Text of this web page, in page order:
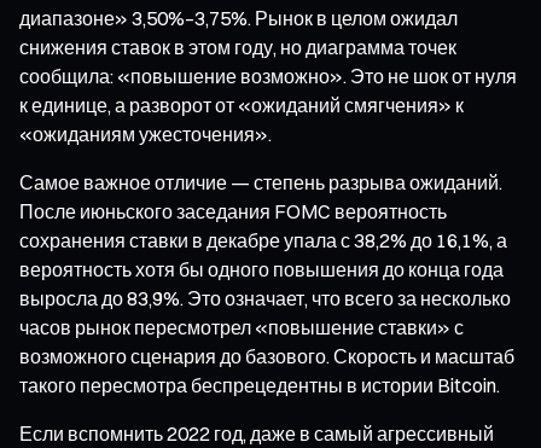
диапазоне» 3,50%–3,75%. Рынок в целом ожидал
снижения ставок в этом году, но диаграмма точек
сообщила: «повышение возможно». Это не шок от нуля
к единице, а разворот от «ожиданий смягчения» к
«ожиданиям ужесточения».
Самое важное отличие — степень разрыва ожиданий.
После июньского заседания FOMC вероятность
сохранения ставки в декабре упала с 38,2% до 16,1%, а
вероятность хотя бы одного повышения до конца года
выросла до 83,9%. Это означает, что всего за несколько
часов рынок пересмотрел «повышение ставки» с
возможного сценария до базового. Скорость и масштаб
такого пересмотра беспрецедентны в истории Bitcoin.
Если вспомнить 2022 год, даже в самый агрессивный